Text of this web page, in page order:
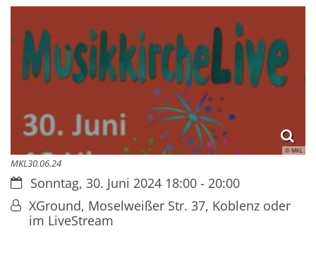
© MKL
MKL30.06.24
Datum:Sonntag, 30. Juni 2024 18:00 - 20:00
Von:XGround, Moselweißer Str. 37, Koblenz oder
im LiveStream